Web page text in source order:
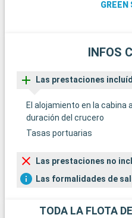
GREEN
INFOS
Las prestaciones
El alojamiento en la cabina
duración del crucero
Tasas portuarias
Las prestaciones no
Las formalidades de
TODA LA FLOTA